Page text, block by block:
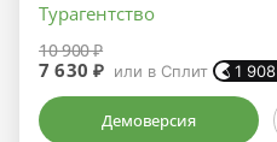
Турагентство
10 900 ₽
7 630 ₽ или в Сплит 1 908
Демоверсия